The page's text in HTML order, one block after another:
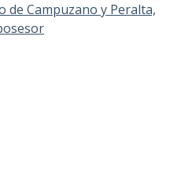
de Campuzano y Peralta,